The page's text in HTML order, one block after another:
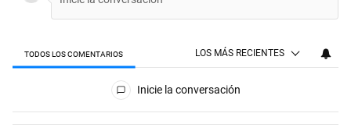
TODOS LOS COMENTARIOS LOS MÁS RECIENTES
Todos los comentarios
Inicie la conversación